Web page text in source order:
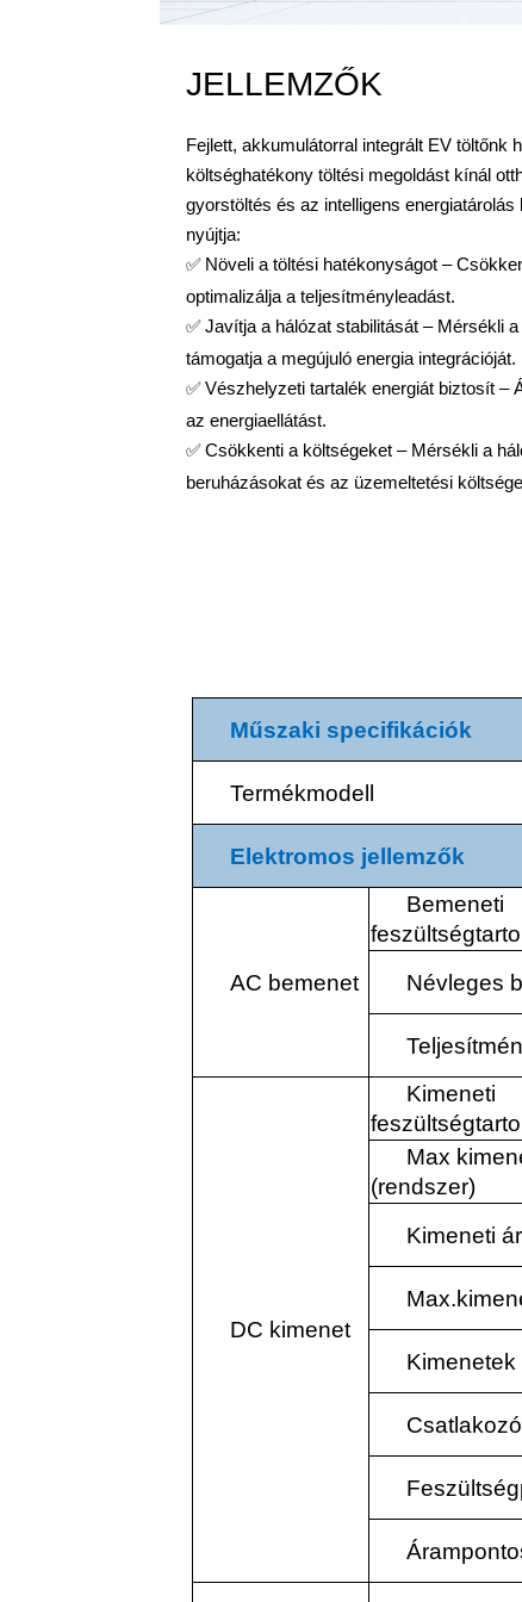
JELLEMZŐK
Fejlett, akkumulátorral integrált EV töltőnk
költséghatékony töltési megoldást kínál
gyorstöltés és az intelligens
nyújtja:
✅ Növeli a töltési hatékonyságot –
optimalizálja a teljesítményleadást.
✅ Javítja a hálózat stabilitását – Mérsékli
támogatja a megújuló energia integrációját.
✅ Vészhelyzeti tartalék energiát biztosít –
az energiaellátást.
✅ Csökkenti a költségeket – Mérsékli a
beruházásokat és az üzemeltetési
Műszaki specifikációk
Termékmodell
Elektromos jellemzők
AC bemenet
Bemeneti
Névleges
DC kimenet
Kimeneti
Max
(rendszer)
Kimeneti
Kimenetek